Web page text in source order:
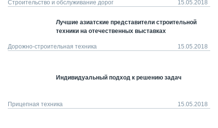
Строительство и обслуживание дорог 15.05.2018
Лучшие азиатские представители строительной
техники на отечественных выставках
Дорожно-строительная техника 15.05.2018
Индивидуальный подход к решению задач
Прицепная техника 15.05.2018